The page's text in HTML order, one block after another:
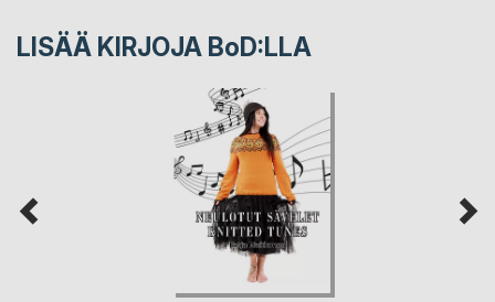
LISÄÄ KIRJOJA BoD:LLA